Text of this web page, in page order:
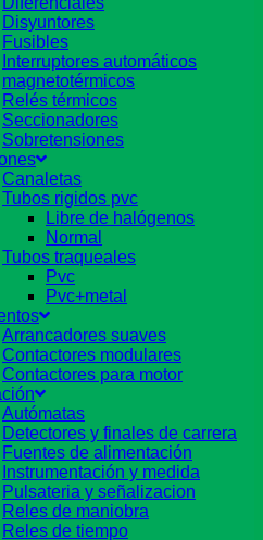
Disyuntores
Fusibles
Interruptores automáticos
magnetotérmicos
Relés térmicos
Seccionadores
Sobretensiones
Canaletas
Tubos rigidos pvc
Libre de halógenos
Normal
Tubos traqueales
Pvc
Pvc+metal
Arrancadores suaves
Contactores modulares
Contactores para motor
Autómatas
Detectores y finales de carrera
Fuentes de alimentación
Instrumentación y medida
Pulsateria y señalizacion
Reles de maniobra
Reles de tiempo